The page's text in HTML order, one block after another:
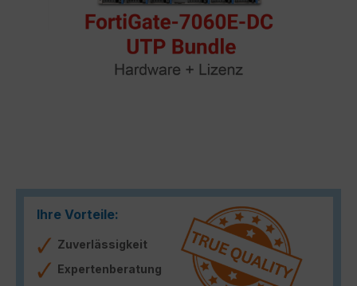
Ihre Vorteile:
Zuverlässigkeit
Expertenberatung